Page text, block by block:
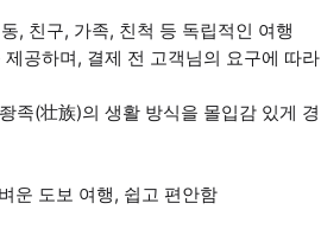
, 친구, 가족, 친척 등 독립적인 여행
공하며, 결제 전 고객님의 요구에 따라
족(壮族)의 생활 방식을 몰입감 있게 경
운 도보 여행, 쉽고 편안함